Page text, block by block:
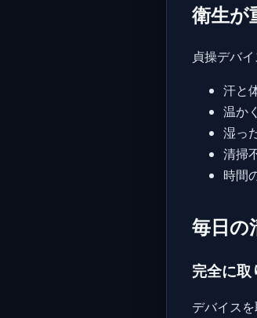
衛生が
貞操デバ
汗と
温か
湿っ
清掃
時間
毎日の
完全に取
デバイス